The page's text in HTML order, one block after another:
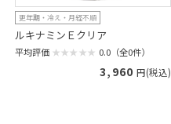
更年期・冷え・月経不順
ルキナミンＥクリア
平均評価 0.0（全0件）
3,960 円(税込)